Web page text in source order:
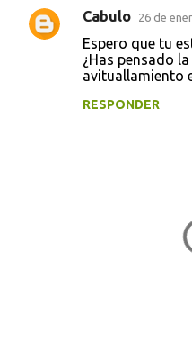
Cabulo 26 de
Espero que tu
¿Has pensado
avituallamiento
RESPONDER